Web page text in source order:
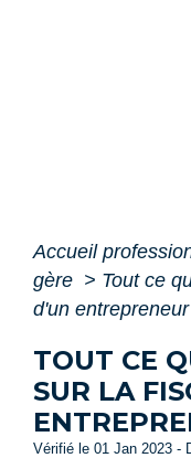
Accueil
gère > Tout ce
d'un
TOUT CE
SUR LA
Vérifié le 01 Jan 2023 -